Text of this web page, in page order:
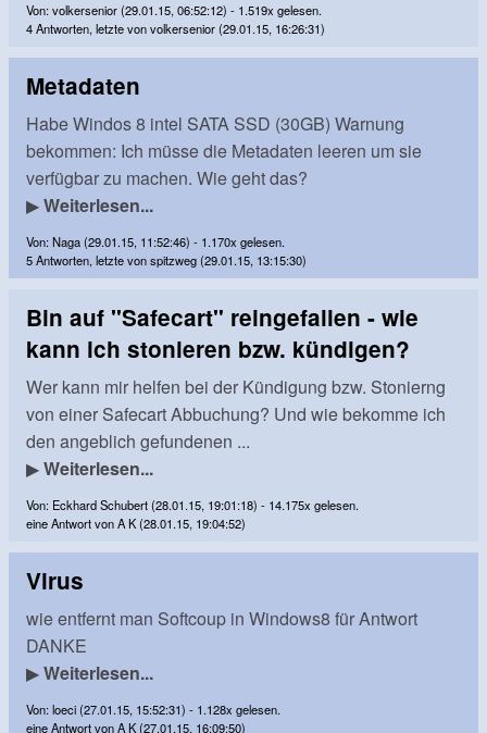
Von: volkersenior (29.01.15, 06:52:12) - 1.519x gelesen.
4 Antworten, letzte von volkersenior (29.01.15, 16:26:31)
Metadaten
Habe Windos 8 intel SATA SSD (30GB) Warnung
bekommen: Ich müsse die Metadaten leeren um sie
verfügbar zu machen. Wie geht das?
▶Weiterlesen...
Von: Naga (29.01.15, 11:52:46) - 1.170x gelesen.
5 Antworten, letzte von spitzweg (29.01.15, 13:15:30)
Bin auf "Safecart" reingefallen - wie
kann ich stonieren bzw. kündigen?
Wer kann mir helfen bei der Kündigung bzw. Stonierng
von einer Safecart Abbuchung? Und wie bekomme ich
den angeblich gefundenen ...
▶Weiterlesen...
Von: Eckhard Schubert (28.01.15, 19:01:18) - 14.175x gelesen.
eine Antwort von A K (28.01.15, 19:04:52)
Virus
wie entfernt man Softcoup in Windows8 für Antwort
DANKE
▶Weiterlesen...
Von: loeci (27.01.15, 15:52:31) - 1.128x gelesen.
eine Antwort von A K (27.01.15, 16:09:50)